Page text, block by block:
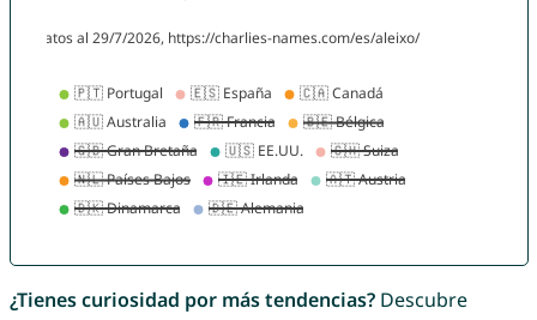
¿Tienes curiosidad por más tendencias?Descubre